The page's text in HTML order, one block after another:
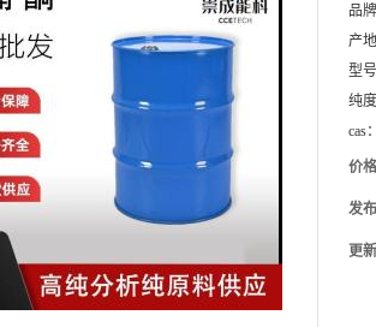
品
产
型
纯
cas
价
发
更